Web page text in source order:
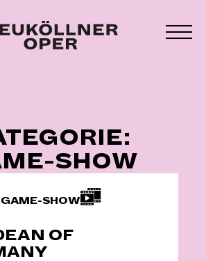
SHOW
GAME-SHOW
OF